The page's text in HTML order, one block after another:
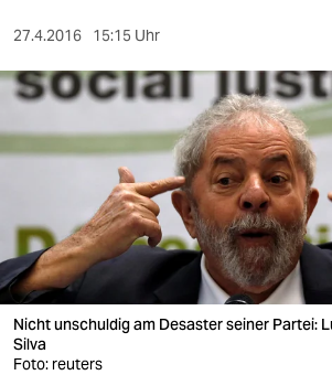
sport
berlin
wahrheit
verlag
verlag
27.4.2016 15:15 Uhr
Nicht unschuldig am Desaster seiner Partei:
Silva
Foto: reuters